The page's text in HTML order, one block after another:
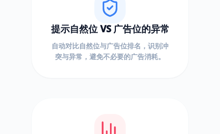
提示自然位 VS 广告位的异常
自动对比自然位与广告位排名，识别冲
突与异常，避免不必要的广告消耗。